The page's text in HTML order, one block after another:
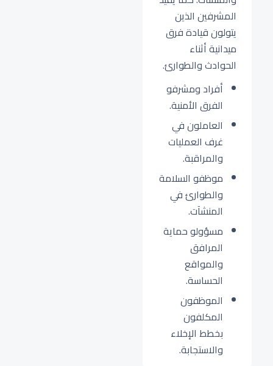
المشرفين الذين
يتولون قيادة فرق
ميدانية أثناء
الحوادث والطوارئ.
أفراد ومشرفو
الفرق الأمنية.
العاملون في
غرف العمليات
والمراقبة.
موظفو السلامة
والطوارئ في
المنشآت.
مسؤولو حماية
المرافق
والمواقع
الحساسة.
الموظفون
المكلفون
بخطط الإخلاء
والاستجابة.